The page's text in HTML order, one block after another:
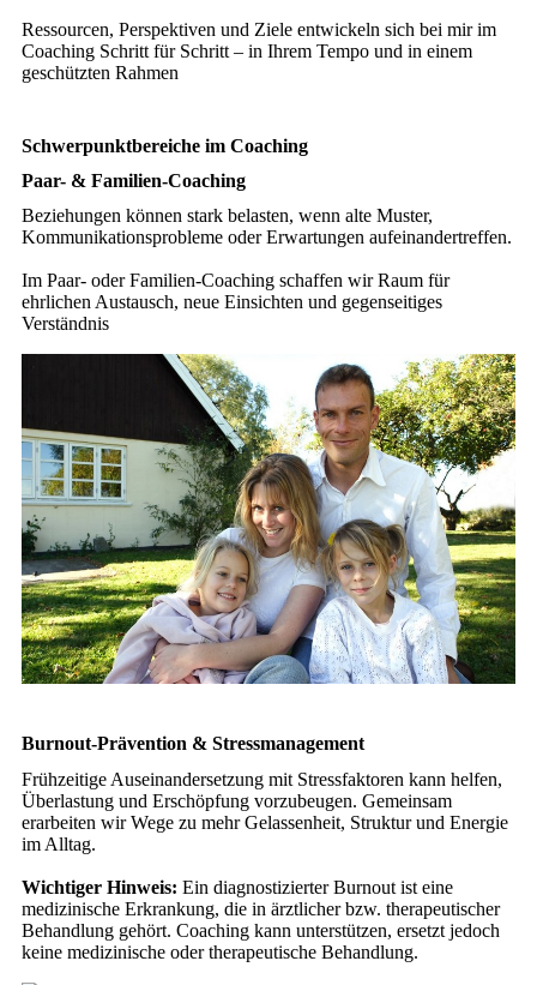
Ressourcen, Perspektiven und Ziele entwickeln sich bei mir im
Coaching Schritt für Schritt – in Ihrem Tempo und in einem
geschützten Rahmen
Schwerpunktbereiche im Coaching
Paar- & Familien-Coaching
Beziehungen können stark belasten, wenn alte Muster,
Kommunikationsprobleme oder Erwartungen aufeinandertreffen.
Im Paar- oder Familien-Coaching schaffen wir Raum für
ehrlichen Austausch, neue Einsichten und gegenseitiges
Verständnis
Burnout-Prävention & Stressmanagement
Frühzeitige Auseinandersetzung mit Stressfaktoren kann helfen,
Überlastung und Erschöpfung vorzubeugen. Gemeinsam
erarbeiten wir Wege zu mehr Gelassenheit, Struktur und Energie
im Alltag.
Wichtiger Hinweis: Ein diagnostizierter Burnout ist eine
medizinische Erkrankung, die in ärztlicher bzw. therapeutischer
Behandlung gehört. Coaching kann unterstützen, ersetzt jedoch
keine medizinische oder therapeutische Behandlung.